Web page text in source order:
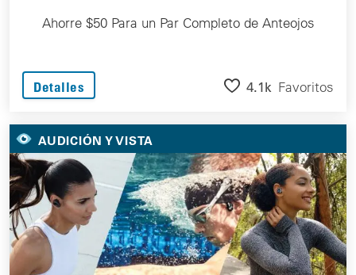
Ahorre $50 Para un Par Completo de Anteojos
Detalles 4.1k Favoritos
AUDICIÓN Y VISTA